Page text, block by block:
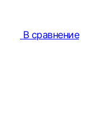
В сравнение